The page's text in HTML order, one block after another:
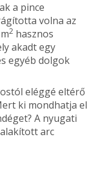
a pince
volna az
2 hasznos
akadt egy
egyéb dolgok
eléggé eltérő
ki mondhatja el
A nyugati
arc